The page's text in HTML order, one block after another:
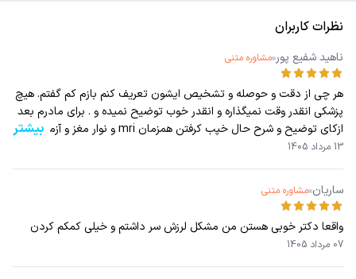
نظرات کاربران
ناهيد شفيع پور مشاوره متنی
هر چی از دقت و حوصله و تشخیص ایشون تعریف کنم بازم کم گفتم. هیچ
پزشکی انقدر وقت نمیگذاره و انقدر خوب توضیح نمیده و . برای مادرم بعد
ازکای توضیح و شرح حال خپب کرفتن همزمان mri و نوار مغز و آزمایش پ
سونوکرافی تجویز کردند. عالی هستند امیدوارم سلامت باشند همیشه
بیشتر
13 مرداد 1405
ساریان مشاوره متنی
واقعا دکتر خوبی هستن من مشکل لرزش سر داشتم و خیلی کمکم کردن
07 مرداد 1405